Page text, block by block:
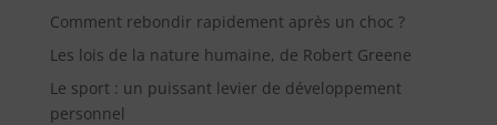
Comment rebondir rapidement après un choc ?
Les lois de la nature humaine, de Robert Greene
Le sport : un puissant levier de développement
personnel